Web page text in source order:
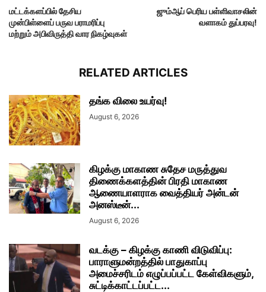
மட்டக்களப்பில் தேசிய
முன்பிள்ளைப் பருவ பராமரிப்பு
மற்றும் அபிவிருத்தி வார நிகழ்வுகள்
ஜும்ஆப் பெரிய பள்ளிவாசலின்
வளாகம் துப்பரவு!
RELATED ARTICLES
தங்க விலை உயர்வு!
August 6, 2026
கிழக்கு மாகாண சுதேச மருத்துவ
திணைக்களத்தின் பிரதி மாகாண
ஆணையாளராக வைத்தியர் அன்டன்
அனஸ்டீன்...
August 6, 2026
வடக்கு – கிழக்கு காணி விடுவிப்பு:
பாராளுமன்றத்தில் பாதுகாப்பு
அமைச்சரிடம் எழுப்பப்பட்ட கேள்விகளும்,
சுட்டிக்காட்டப்பட்ட...